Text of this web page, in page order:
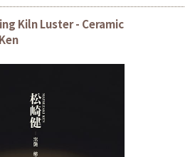
Kiln Luster - Ceramic